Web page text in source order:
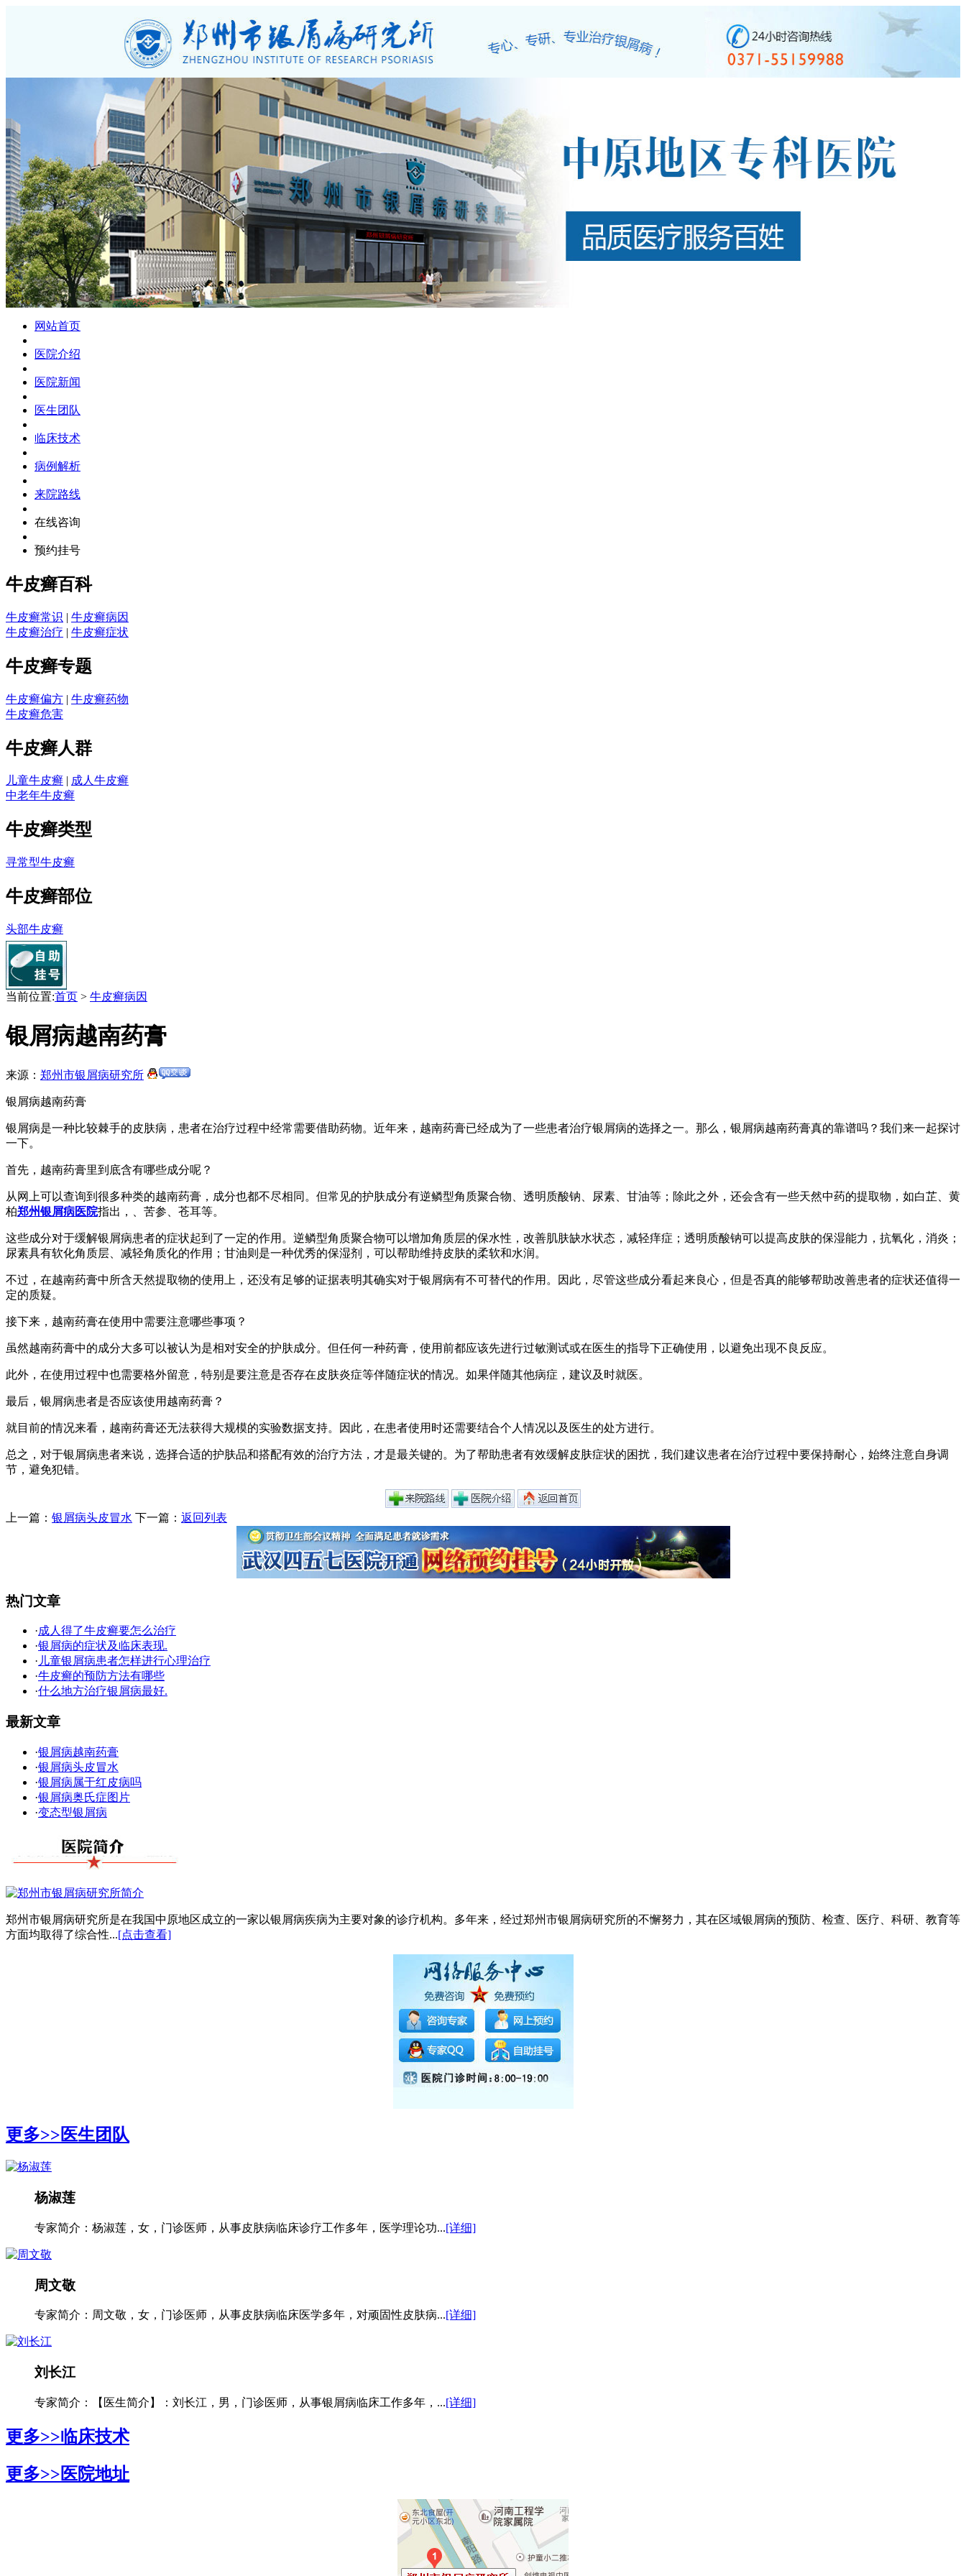
网站首页
医院介绍
医院新闻
医生团队
临床技术
病例解析
来院路线
在线咨询
预约挂号
牛皮癣百科
牛皮癣常识 | 牛皮癣病因
牛皮癣治疗 | 牛皮癣症状
牛皮癣专题
牛皮癣偏方 | 牛皮癣药物
牛皮癣危害
牛皮癣人群
儿童牛皮癣 | 成人牛皮癣
中老年牛皮癣
牛皮癣类型
寻常型牛皮癣
牛皮癣部位
头部牛皮癣
当前位置:首页 > 牛皮癣病因
银屑病越南药膏
来源： 郑州市银屑病研究所
银屑病越南药膏
银屑病是一种比较棘手的皮肤病，患者在治疗过程中经常需要借助药物。近年来，越南药膏已经成为了一些患者治疗银屑病的选择之一。那么，银屑病越南药膏真的靠谱吗？我们来一起探讨
一下。
首先，越南药膏里到底含有哪些成分呢？
从网上可以查询到很多种类的越南药膏，成分也都不尽相同。但常见的护肤成分有逆鳞型角质聚合物、透明质酸钠、尿素、甘油等；除此之外，还会含有一些天然中药的提取物，如白芷、黄
柏郑州银屑病医院指出，、苦参、苍耳等。
这些成分对于缓解银屑病患者的症状起到了一定的作用。逆鳞型角质聚合物可以增加角质层的保水性，改善肌肤缺水状态，减轻痒症；透明质酸钠可以提高皮肤的保湿能力，抗氧化，消炎；
尿素具有软化角质层、减轻角质化的作用；甘油则是一种优秀的保湿剂，可以帮助维持皮肤的柔软和水润。
不过，在越南药膏中所含天然提取物的使用上，还没有足够的证据表明其确实对于银屑病有不可替代的作用。因此，尽管这些成分看起来良心，但是否真的能够帮助改善患者的症状还值得一
定的质疑。
接下来，越南药膏在使用中需要注意哪些事项？
虽然越南药膏中的成分大多可以被认为是相对安全的护肤成分。但任何一种药膏，使用前都应该先进行过敏测试或在医生的指导下正确使用，以避免出现不良反应。
此外，在使用过程中也需要格外留意，特别是要注意是否存在皮肤炎症等伴随症状的情况。如果伴随其他病症，建议及时就医。
最后，银屑病患者是否应该使用越南药膏？
就目前的情况来看，越南药膏还无法获得大规模的实验数据支持。因此，在患者使用时还需要结合个人情况以及医生的处方进行。
总之，对于银屑病患者来说，选择合适的护肤品和搭配有效的治疗方法，才是最关键的。为了帮助患者有效缓解皮肤症状的困扰，我们建议患者在治疗过程中要保持耐心，始终注意自身调
节，避免犯错。
上一篇： 银屑病头皮冒水 下一篇： 返回列表
热门文章
·成人得了牛皮癣要怎么治疗
·银屑病的症状及临床表现.
· 儿童银屑病患者怎样进行心理治疗
·牛皮癣的预防方法有哪些
·什么地方治疗银屑病最好.
最新文章
·银屑病越南药膏
·银屑病头皮冒水
·银屑病属于红皮病吗
·银屑病奥氏症图片
·变态型银屑病
郑州市银屑病研究所是在我国中原地区成立的一家以银屑病疾病为主要对象的诊疗机构。多年来，经过郑州市银屑病研究所的不懈努力，其在区域银屑病的预防、检查、医疗、科研、教育等
方面均取得了综合性...[点击查看]
更多>>医生团队
杨淑莲
专家简介：杨淑莲，女，门诊医师，从事皮肤病临床诊疗工作多年，医学理论功...[详细]
周文敬
专家简介：周文敬，女，门诊医师，从事皮肤病临床医学多年，对顽固性皮肤病...[详细]
刘长江
专家简介：【医生简介】：刘长江，男，门诊医师，从事银屑病临床工作多年，...[详细]
更多>>临床技术
更多>>医院地址